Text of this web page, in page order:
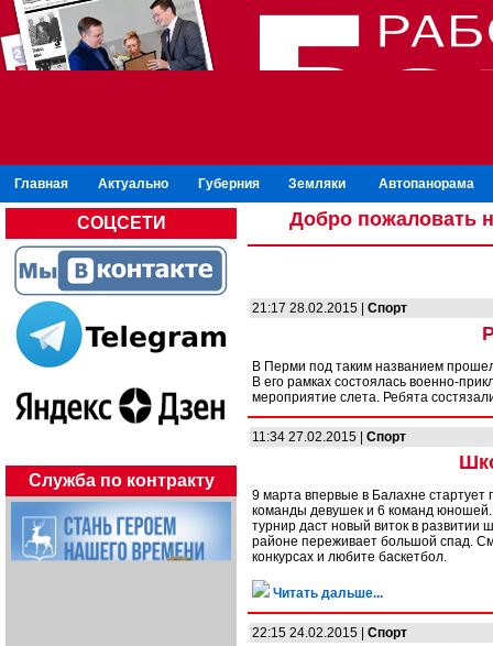
Главная Актуально Губерния Земляки Автопанорама
СОЦСЕТИ
Служба по контракту
Добро пожаловать
21:17 28.02.2015 | Спорт
В Перми под таким названием
В его рамках состоялась военно-
мероприятие слета. Ребята
11:34 27.02.2015 | Спорт
9 марта впервые в Балахне стартует
команды девушек и 6 команд юношей.
турнир даст новый виток в развитии
районе переживает большой спад.
конкурсах и любите баскетбол.
Читать дальше...
22:15 24.02.2015 | Спорт